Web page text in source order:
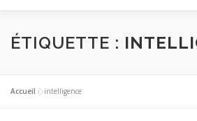
ACCUEIL UN BLOG ? DES
DES IMAGES
ÉTIQUETTE :
Accueil »intelligence